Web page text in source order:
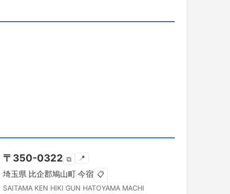
〒 350-0322 ⧉ 📍
埼玉県 比企郡鳩山町 今宿 📋
SAITAMA KEN HIKI GUN HATOYAMA MACHI